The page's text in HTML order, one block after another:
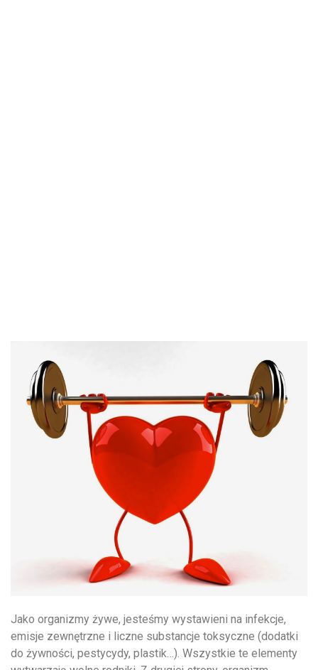
Jako organizmy żywe, jesteśmy wystawieni na infekcje,
emisje zewnętrzne i liczne substancje toksyczne (dodatki
do żywności, pestycydy, plastik…). Wszystkie te elementy